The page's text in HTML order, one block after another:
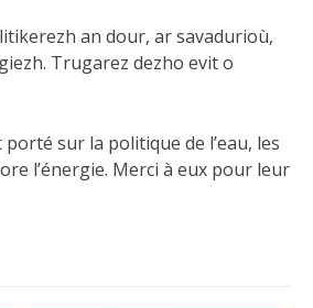
an dour, ar savadurioù,
Trugarez dezho evit o
sur la politique de l’eau, les
l’énergie. Merci à eux pour leur